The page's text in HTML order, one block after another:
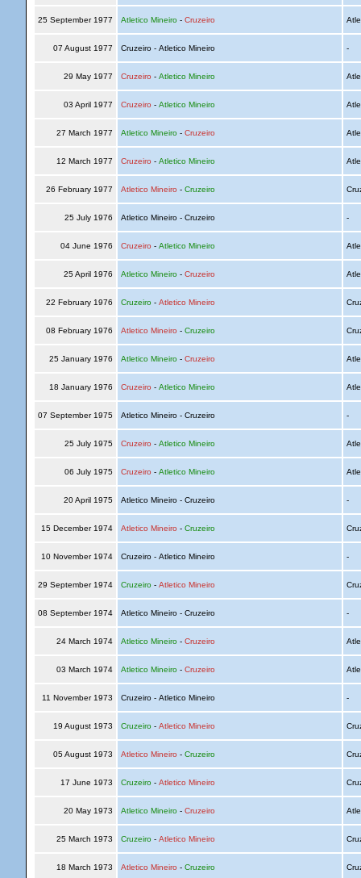
25 September 1977 Atletico Mineiro- Cruzeiro
07 August 1977 Cruzeiro - Atletico Mineiro -
29 May 1977 Cruzeiro - Atletico Mineiro
03 April 1977 Cruzeiro - Atletico Mineiro
27 March 1977 Atletico Mineiro- Cruzeiro
12 March 1977 Cruzeiro - Atletico Mineiro
26 February 1977 Atletico Mineiro - Cruzeiro
25 July 1976 Atletico Mineiro - Cruzeiro -
04 June 1976 Cruzeiro - Atletico Mineiro
25 April 1976 Atletico Mineiro- Cruzeiro
22 February 1976 Cruzeiro- Atletico Mineiro
08 February 1976 Atletico Mineiro - Cruzeiro
25 January 1976 Atletico Mineiro- Cruzeiro
18 January 1976 Cruzeiro - Atletico Mineiro
07 September 1975 Atletico Mineiro - Cruzeiro -
25 July 1975 Cruzeiro - Atletico Mineiro
06 July 1975 Cruzeiro - Atletico Mineiro
20 April 1975 Atletico Mineiro - Cruzeiro -
15 December 1974 Atletico Mineiro - Cruzeiro
10 November 1974 Cruzeiro - Atletico Mineiro -
29 September 1974 Cruzeiro- Atletico Mineiro
08 September 1974 Atletico Mineiro - Cruzeiro -
24 March 1974 Atletico Mineiro- Cruzeiro
03 March 1974 Atletico Mineiro- Cruzeiro
11 November 1973 Cruzeiro - Atletico Mineiro -
19 August 1973 Cruzeiro- Atletico Mineiro
05 August 1973 Atletico Mineiro - Cruzeiro
17 June 1973 Cruzeiro- Atletico Mineiro
20 May 1973 Atletico Mineiro- Cruzeiro
25 March 1973 Cruzeiro- Atletico Mineiro
18 March 1973 Atletico Mineiro - Cruzeiro